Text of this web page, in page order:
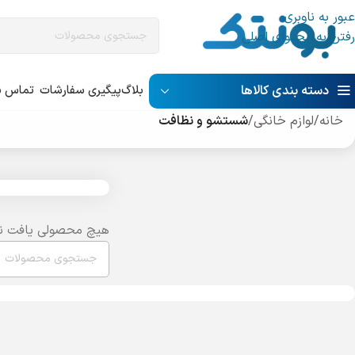
عبور به ناوبری
رفتن به محتوای اصلی
دسته بندی کالاها بلاگپیگیری سفارشات تماس
خانه/لوازم خانگی/شستشو و نظافت
هیچ محصولی یافت